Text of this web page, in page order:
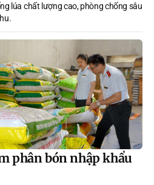
lúa chất lượng cao, phòng chống sâu
phân bón nhập khẩu